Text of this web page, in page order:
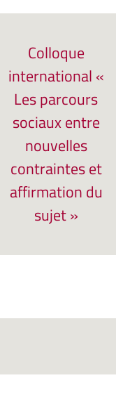
Colloque
international «
Les parcours
sociaux entre
nouvelles
contraintes et
affirmation du
sujet »